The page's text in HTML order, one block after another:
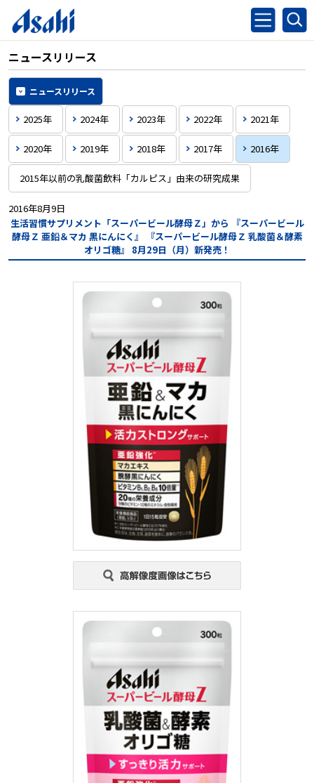
ニュースリリース
ニュースリリース
2025年 2024年 2023年 2022年 2021年
2020年 2019年 2018年 2017年 2016年
2015年以前の乳酸菌飲料「カルピス」由来の研究成果
2016年8月9日
生活習慣サプリメント「スーパービール酵母Ｚ」から 『スーパービール
酵母Ｚ 亜鉛＆マカ 黒にんにく』
『スーパービール酵母Ｚ 乳酸菌＆酵素
オリゴ糖』
8月29日（月）新発売！